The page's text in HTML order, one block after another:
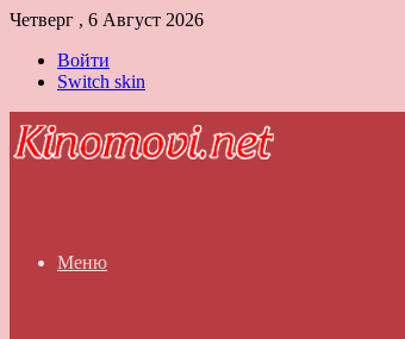
Четверг , 6 Август 2026
Войти
Switch skin
Меню